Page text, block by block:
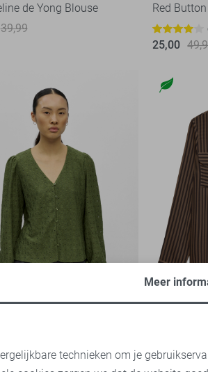
de Yong Blouse
39,99
Red
25,00
34,99
Meer
technieken om je